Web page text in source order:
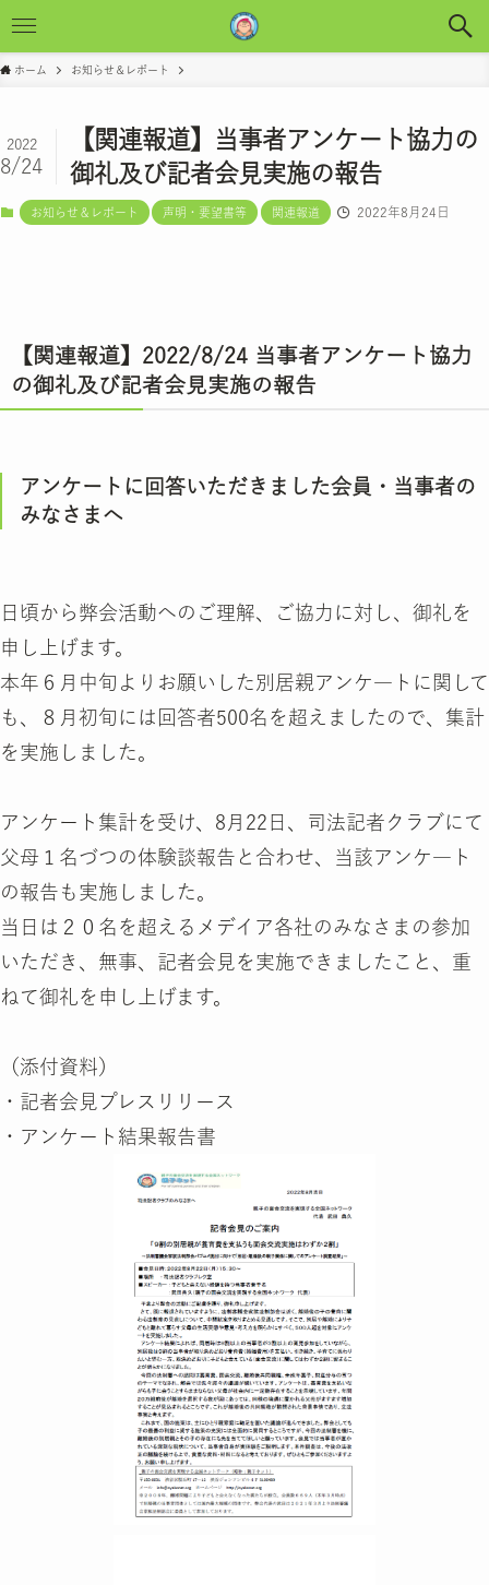
ホーム お知らせ＆レポート
【関連報道】当事者アンケート協力の
御礼及び記者会見実施の報告
2022
8/24
お知らせ＆レポート 声明・要望書等 関連報道 2022年8月24日
【関連報道】2022/8/24 当事者アンケート協力
の御礼及び記者会見実施の報告
アンケートに回答いただきました会員・当事者の
みなさまへ
日頃から弊会活動へのご理解、ご協力に対し、御礼を
申し上げます。
本年６月中旬よりお願いした別居親アンケ―トに関して
も、８月初旬には回答者500名を超えましたので、集計
を実施しました。
アンケート集計を受け、8月22日、司法記者クラブにて
父母１名づつの体験談報告と合わせ、当該アンケ―ト
の報告も実施しました。
当日は２０名を超えるメデイア各社のみなさまの参加
いただき、無事、記者会見を実施できましたこと、重
ねて御礼を申し上げます。
（添付資料）
・記者会見プレスリリース
・アンケート結果報告書